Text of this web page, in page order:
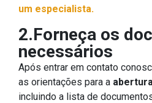
um especialista.
2.Forneça os
necessários
Após entrar em contato
as orientações para a
incluindo a lista de